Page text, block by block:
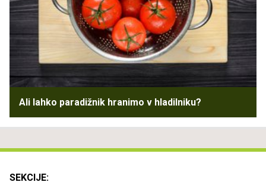
Ali lahko paradižnik hranimo v hladilniku?
SEKCIJE: